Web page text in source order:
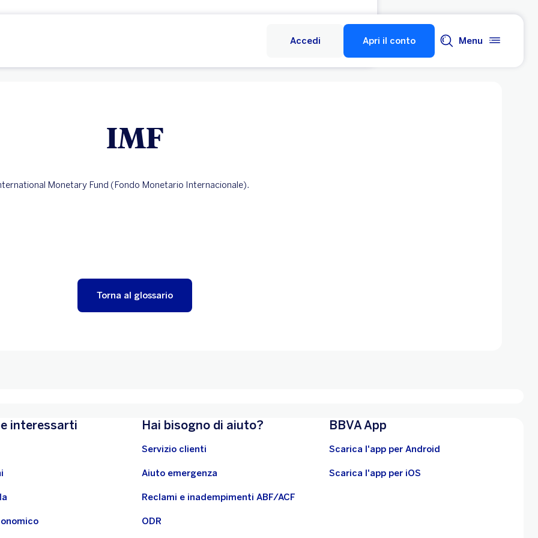
Accedi
Apri il conto Menu
IMF
Monetary Fund (Fondo Monetario Internacionale).
Torna al glossario
interessarti Hai bisogno di aiuto?
Servizio clienti
Aiuto emergenza
Reclami e inadempimenti ABF/ACF
ODR
BBVA App
Scarica l'app per Android
Scarica l'app per iOS